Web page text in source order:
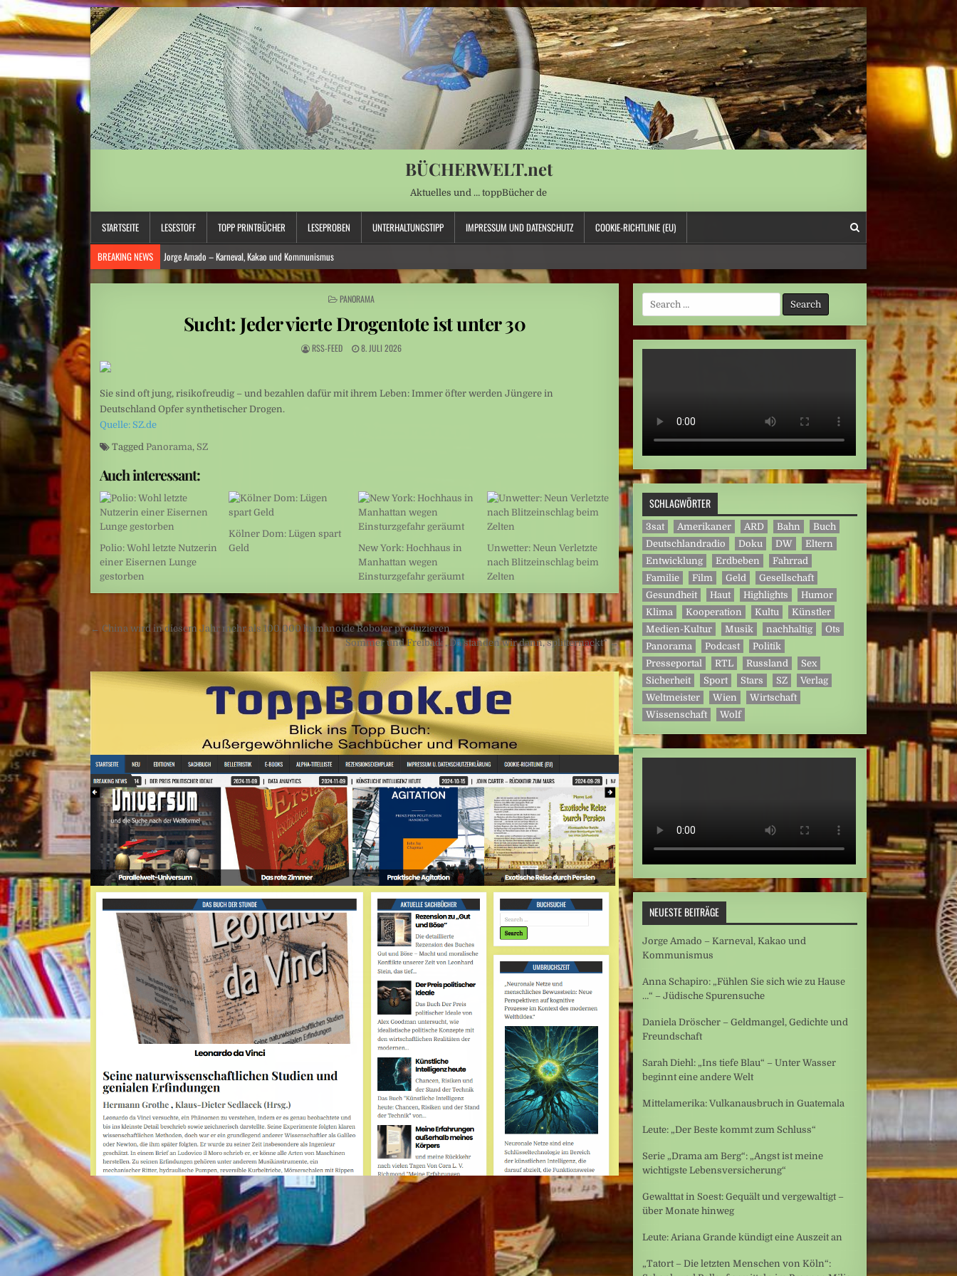
BÜCHERWELT.net
Aktuelles und … toppBücher de
STARTSEITE LESESTOFF TOPP PRINTBÜCHER LESEPROBEN UNTERHALTUNGSTIPP IMPRESSUM UND DATENSCHUTZ COOKIE-RICHTLINIE (EU)
BREAKING NEWS
Jorge Amado – Karneval, Kakao und Kommunismus
Anna Schapiro: „Fühlen Sie sich wie zu Hause …“ – Jüdische Spurensuche
Sarah Diehl: „Ins tiefe Blau“ – Unter Wasser beginnt eine andere Welt
POSTED
PANORAMA
Sucht: Jeder vierte Drogentote ist unter 30
RSS-FEED 8. JULI 2026
Sie sind oft jung, risikofreudig – und bezahlen dafür mit ihrem Leben: Immer öfter werden Jüngere in
Deutschland Opfer synthetischer Drogen.
Quelle: SZ.de
Tagged Panorama, SZ
Auch interessant:
Polio: Wohl letzte Nutzerin
einer Eisernen Lunge
gestorben
Kölner Dom: Lügen spart
Geld
New York: Hochhaus in
Manhattan wegen
Einsturzgefahr geräumt
Unwetter: Neun Verletzte
nach Blitzeinschlag beim
Zelten
Beitragsnavigation
← China wird in diesem Jahr mehr als 100.000 humanoide Roboter produzieren
Sommer und Freibad: „Da standen wir dann, splitternackt“ →
Search
for:
SCHLAGWÖRTER
3sat Amerikaner ARD Bahn
Buch
Deutschlandradio
Doku DW
Eltern
Entwicklung
Erdbeben
Fahrrad
Familie
Film Geld
Gesellschaft
Gesundheit
Haut Highlights
Humor
Klima
Kooperation Kultu
Künstler
Medien-Kultur
Musik nachhaltig
Ots
Panorama
Podcast
Politik
Presseportal
RTL Russland
Sex
Sicherheit
Sport Stars SZ
Verlag
Weltmeister
Wien
Wirtschaft
Wissenschaft
Wolf
NEUESTE BEITRÄGE
Jorge Amado – Karneval, Kakao und
Kommunismus
Anna Schapiro: „Fühlen Sie sich wie zu Hause
…“ – Jüdische Spurensuche
Daniela Dröscher – Geldmangel, Gedichte und
Freundschaft
Sarah Diehl: „Ins tiefe Blau“ – Unter Wasser
beginnt eine andere Welt
Mittelamerika: Vulkanausbruch in Guatemala
Leute: „Der Beste kommt zum Schluss“
Serie „Drama am Berg“: „Angst ist meine
wichtigste Lebensversicherung“
Gewalttat in Soest: Gequält und vergewaltigt –
über Monate hinweg
Leute: Ariana Grande kündigt eine Auszeit an
„Tatort – Die letzten Menschen von Köln“: